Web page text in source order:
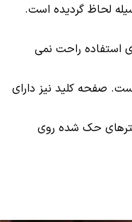
لحاظ گردیده است.
استفاده راحت نمی
صفحه کلید نیز دارای
حک شده روی